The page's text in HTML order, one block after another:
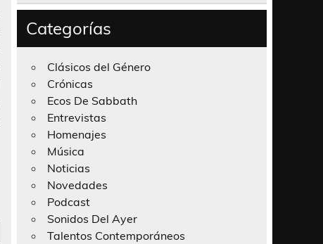
Categorías
Clásicos del Género
Crónicas
Ecos De Sabbath
Entrevistas
Homenajes
Música
Noticias
Novedades
Podcast
Sonidos Del Ayer
Talentos Contemporáneos